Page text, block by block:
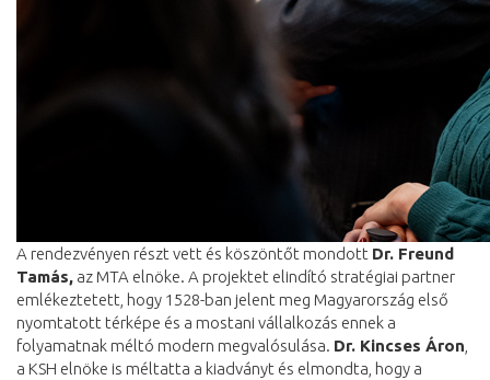
A rendezvényen részt vett és köszöntőt mondott Dr. Freund
Tamás, az MTA elnöke. A projektet elindító stratégiai partner
emlékeztetett, hogy 1528-ban jelent meg Magyarország első
nyomtatott térképe és a mostani vállalkozás ennek a
folyamatnak méltó modern megvalósulása. Dr. Kincses Áron
a KSH elnöke is méltatta a kiadványt és elmondta, hogy a